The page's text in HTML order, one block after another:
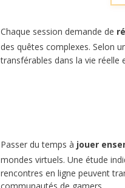
Chaque session demande de
des quêtes complexes. Selon
transférables dans la vie réelle
Passer du temps à jouer
mondes virtuels. Une étude
rencontres en ligne peuvent